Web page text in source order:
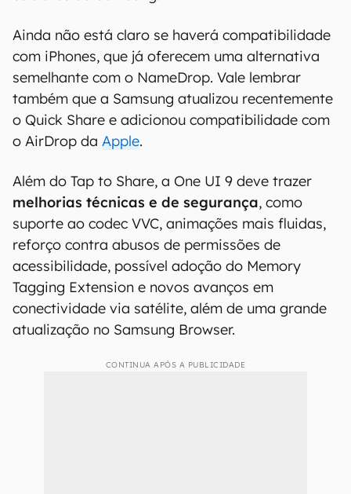
Ainda não está claro se haverá compatibilidade
com iPhones, que já oferecem uma alternativa
semelhante com o NameDrop. Vale lembrar
também que a Samsung atualizou recentemente
o Quick Share e adicionou compatibilidade com
o AirDrop da Apple.
Além do Tap to Share, a One UI 9 deve trazer
melhorias técnicas e de segurança, como
suporte ao codec VVC, animações mais fluidas,
reforço contra abusos de permissões de
acessibilidade, possível adoção do Memory
Tagging Extension e novos avanços em
conectividade via satélite, além de uma grande
atualização no Samsung Browser.
CONTINUA APÓS A PUBLICIDADE